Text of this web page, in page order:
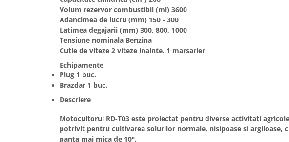
Unelte Gradinarit
Ventilatoare & Sisteme Racire
Foarfeci tuns oi
Volum rezervor combustibil (ml) 3600
Adancimea de lucru (mm) 150 - 300
Latimea degajarii (mm) 300, 800, 1000
Tensiune nominala Benzina
Cutie de viteze 2 viteze inainte, 1 marsarier
Echipamente
Plug 1 buc.
Brazdar 1 buc.
Descriere
Motocultorul RD-T03 este proiectat pentru diverse activitati
potrivit pentru cultivarea solurilor normale, nisipoase si argiloase,
panta mai mica de 10°.